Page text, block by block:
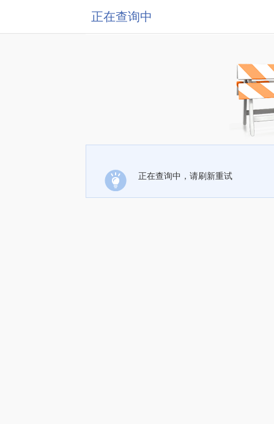
正在查询中
正在查询中，请刷新重试